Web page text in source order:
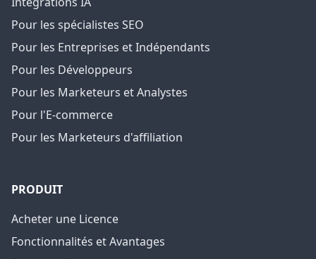
Pour les spécialistes SEO
Pour les Entreprises et Indépendants
Pour les Développeurs
Pour les Marketeurs et Analystes
Pour l'E-commerce
Pour les Marketeurs d'affiliation
PRODUIT
Acheter une Licence
Fonctionnalités et Avantages